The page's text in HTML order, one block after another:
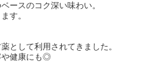
ースのコク深い味わい。
す。
として利用されてきました。
や健康にも◎